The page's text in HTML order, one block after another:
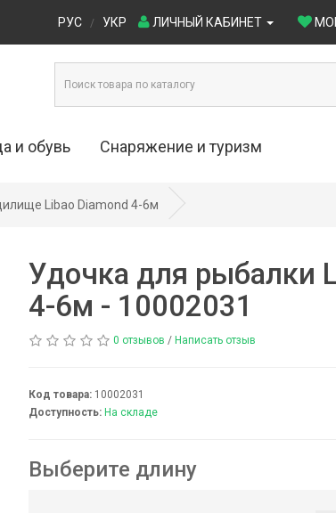
ЛИЧНЫЙ КАБИНЕТ
РУС / УКР
и обувь
и охоты (29)
Снаряжение и туризм
Кресла и стулья (4)
Палатки (27)
Рюкзаки (7)
Libao Diamond 4-6м
Удочка для рыбалки
4-6м - 10002031
0 отзывов / Написать отзыв
Код товара: 10002031
Доступность: На складе
Выберите длину